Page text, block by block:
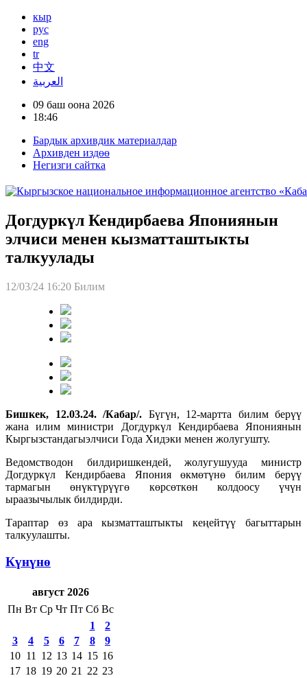
кыр
рус
eng
tr
中文
العربية
09 баш оона 2026
18:46
Бардык архивдик материалдар
Архивден издөө
Негизги сайтка
Догдуркүл Кендирбаева Япониянын
элчиси менен кызматташтыкты
талкуулады
12/03/24 16:20 Билим
Бишкек, 12.03.24. /Кабар/. Бүгүн, 12-мартта билим берүү
жана илим министри Догдуркүл Кендирбаева Япониянын
Кыргызстандагыэлчиси Года Хидэки менен жолугушту.
Ведомстводон билдиришкендей, жолугушууда министр
Догдуркүл Кендирбаева Япония өкмөтүнө билим берүү
тармагын өнүктүрүүгө көрсөткөн колдоосу үчүн
ыраазычылык билдирди.
Тараптар өз ара кызматташтыкты кеңейтүү багыттарын
талкуулашты.
Күнүнө
август 2026
Пн Вт Ср Чт Пт Сб Вс
1
2
3
4 5 6 7 8
9
10 11 12 13 14 15 16
17 18 19 20 21 22 23